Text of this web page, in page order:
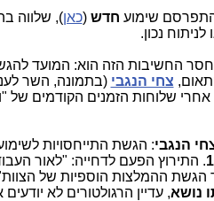
שימוע חדש(כאן), שלווה
נכון.
חסר החשיבות הזה הוא: המועד
צחי הנגבי (בתמונה, השר
שלוחות הזמנים הקודמים של
הנגבי
. התירוץ הפעם לדחייה: "לאור
הגשת ההמלצות הוספיות של
נושא, עדיין הרגולטורים לא